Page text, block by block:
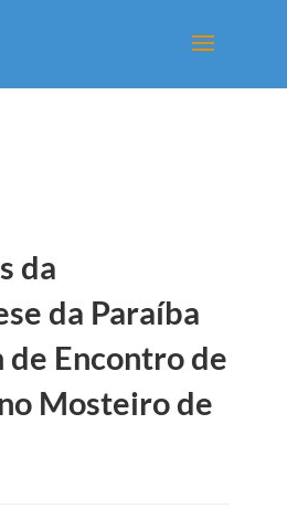
da
da Paraíba
de Encontro de
Mosteiro de